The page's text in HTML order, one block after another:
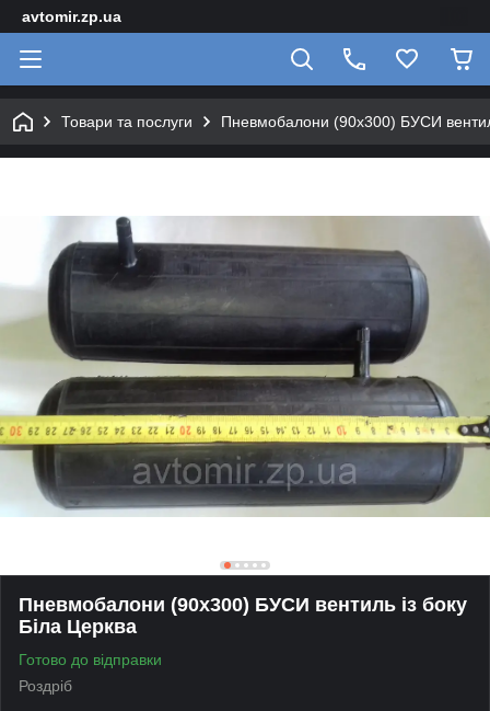
avtomir.zp.ua
Товари та послуги Пневмобалони (90x300) БУСИ
Пневмобалони (90x300) БУСИ вентиль із боку
Біла Церква
Готово до відправки
Роздріб